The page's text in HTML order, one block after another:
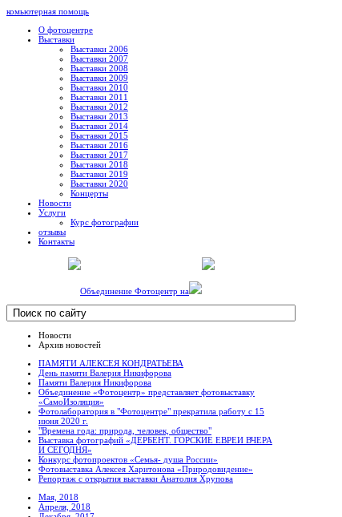
комьютерная помощь
О фотоцентре
Выставки
Выставки 2006
Выставки 2007
Выставки 2008
Выставки 2009
Выставки 2010
Выставки 2011
Выставки 2012
Выставки 2013
Выставки 2014
Выставки 2015
Выставки 2016
Выставки 2017
Выставки 2018
Выставки 2019
Выставки 2020
Концерты
Новости
Услуги
Курс фотографии
отзывы
Контакты
Объединение Фотоцентр на
Новости
Архив новостей
ПАМЯТИ АЛЕКСЕЯ КОНДРАТЬЕВА
День памяти Валерия Никифорова
Памяти Валерия Никифорова
Объединение «Фотоцентр» представляет фотовыставку
«СамоИзоляция»
Фотолаборатория в "Фотоцентре" прекратила работу с 15
июня 2020 г.
"Времена года: природа, человек, общество"
Выставка фотографий «ДЕРБЕНТ. ГОРСКИЕ ЕВРЕИ ВЧЕРА
И СЕГОДНЯ»
Конкурс фотопроектов «Семья- душа России»
Фотовыставка Алексея Харитонова «Природовидение»
Репортаж с открытия выставки Анатолия Хрупова
Мая, 2018
Апреля, 2018